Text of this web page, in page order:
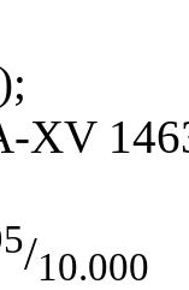
XV
/10.000